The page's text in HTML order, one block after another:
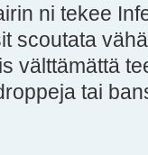
ni tekee
scoutata
välttämättä
tai